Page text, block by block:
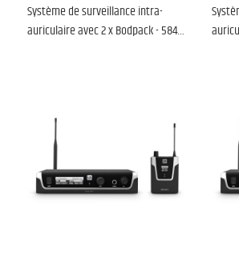
Système de surveillance intra-
auriculaire avec 2 x Bodpack - 584…